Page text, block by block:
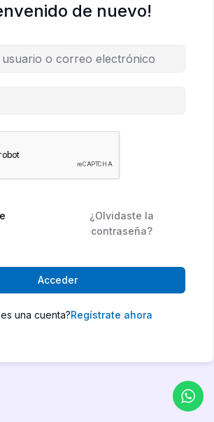
de nuevo!
¿Olvidaste la
contraseña?
Acceder
una cuenta?Regístrate ahora